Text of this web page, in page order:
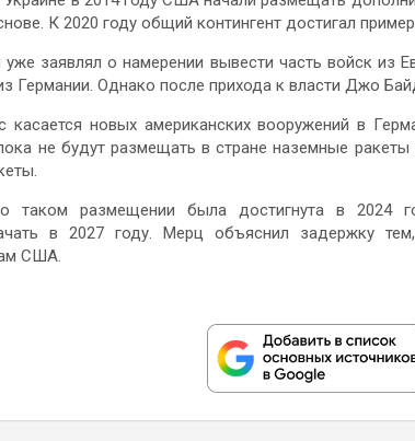
К 2020 году общий контингент достигал
уже заявлял о намерении вывести часть войск из
Германии. Однако после прихода к власти Джо
касается новых американских вооружений в
не будут размещать в стране наземные
таком размещении была достигнута в 2024
в 2027 году. Мерц объяснил задержку
США.